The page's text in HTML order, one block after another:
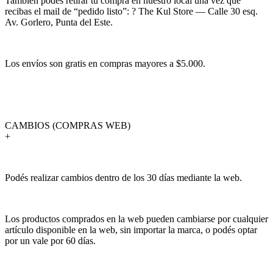
recibas el mail de “pedido listo”: ? The Kul Store — Calle 30 esq.
Av. Gorlero, Punta del Este.
Los envíos son gratis en compras mayores a $5.000.
CAMBIOS (COMPRAS WEB)
+
Podés realizar cambios dentro de los 30 días mediante la web.
Los productos comprados en la web pueden cambiarse por cualquier
artículo disponible en la web, sin importar la marca, o podés optar
por un vale por 60 días.